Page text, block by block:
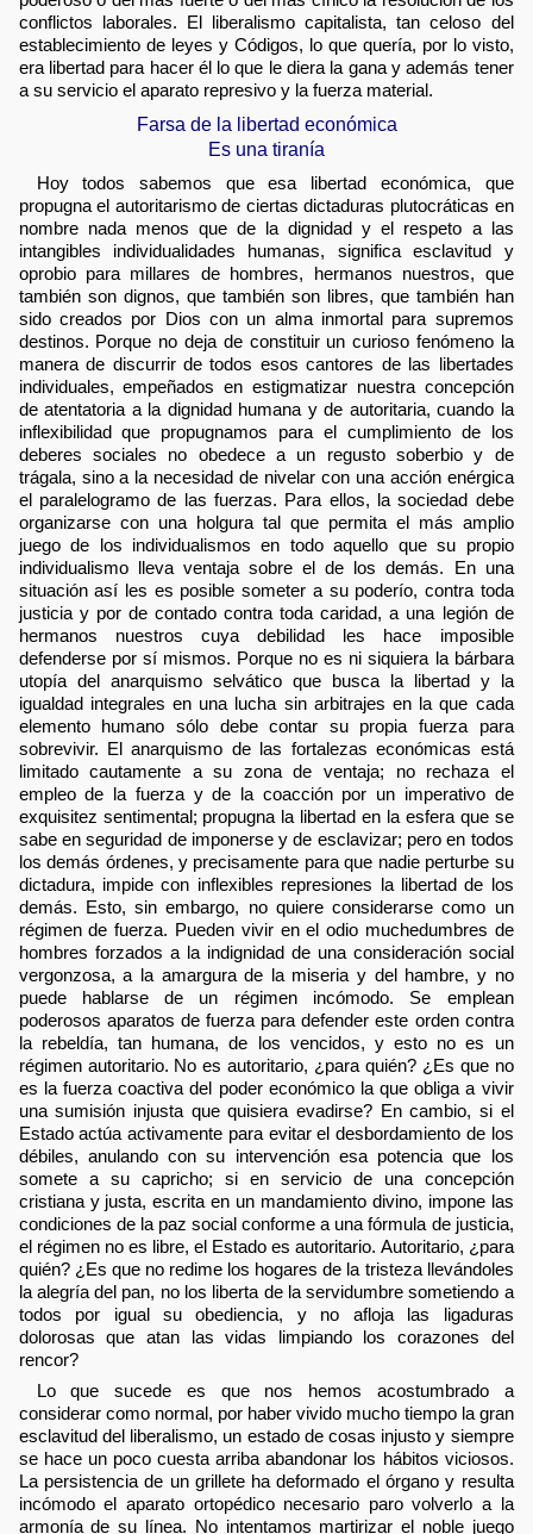
conflictos laborales. El liberalismo capitalista, tan celoso del
establecimiento de leyes y Códigos, lo que quería, por lo visto,
era libertad para hacer él lo que le diera la gana y además tener
a su servicio el aparato represivo y la fuerza material.
Farsa de la libertad económica
Es una tiranía
Hoy todos sabemos que esa libertad económica, que
propugna el autoritarismo de ciertas dictaduras plutocráticas en
nombre nada menos que de la dignidad y el respeto a las
intangibles individualidades humanas, significa esclavitud y
oprobio para millares de hombres, hermanos nuestros, que
también son dignos, que también son libres, que también han
sido creados por Dios con un alma inmortal para supremos
destinos. Porque no deja de constituir un curioso fenómeno la
manera de discurrir de todos esos cantores de las libertades
individuales, empeñados en estigmatizar nuestra concepción
de atentatoria a la dignidad humana y de autoritaria, cuando la
inflexibilidad que propugnamos para el cumplimiento de los
deberes sociales no obedece a un regusto soberbio y de
trágala, sino a la necesidad de nivelar con una acción enérgica
el paralelogramo de las fuerzas. Para ellos, la sociedad debe
organizarse con una holgura tal que permita el más amplio
juego de los individualismos en todo aquello que su propio
individualismo lleva ventaja sobre el de los demás. En una
situación así les es posible someter a su poderío, contra toda
justicia y por de contado contra toda caridad, a una legión de
hermanos nuestros cuya debilidad les hace imposible
defenderse por sí mismos. Porque no es ni siquiera la bárbara
utopía del anarquismo selvático que busca la libertad y la
igualdad integrales en una lucha sin arbitrajes en la que cada
elemento humano sólo debe contar su propia fuerza para
sobrevivir. El anarquismo de las fortalezas económicas está
limitado cautamente a su zona de ventaja; no rechaza el
empleo de la fuerza y de la coacción por un imperativo de
exquisitez sentimental; propugna la libertad en la esfera que se
sabe en seguridad de imponerse y de esclavizar; pero en todos
los demás órdenes, y precisamente para que nadie perturbe su
dictadura, impide con inflexibles represiones la libertad de los
demás. Esto, sin embargo, no quiere considerarse como un
régimen de fuerza. Pueden vivir en el odio muchedumbres de
hombres forzados a la indignidad de una consideración social
vergonzosa, a la amargura de la miseria y del hambre, y no
puede hablarse de un régimen incómodo. Se emplean
poderosos aparatos de fuerza para defender este orden contra
la rebeldía, tan humana, de los vencidos, y esto no es un
régimen autoritario. No es autoritario, ¿para quién? ¿Es que no
es la fuerza coactiva del poder económico la que obliga a vivir
una sumisión injusta que quisiera evadirse? En cambio, si el
Estado actúa activamente para evitar el desbordamiento de los
débiles, anulando con su intervención esa potencia que los
somete a su capricho; si en servicio de una concepción
cristiana y justa, escrita en un mandamiento divino, impone las
condiciones de la paz social conforme a una fórmula de justicia,
el régimen no es libre, el Estado es autoritario. Autoritario, ¿para
quién? ¿Es que no redime los hogares de la tristeza llevándoles
la alegría del pan, no los liberta de la servidumbre sometiendo a
todos por igual su obediencia, y no afloja las ligaduras
dolorosas que atan las vidas limpiando los corazones del
rencor?
Lo que sucede es que nos hemos acostumbrado a
considerar como normal, por haber vivido mucho tiempo la gran
esclavitud del liberalismo, un estado de cosas injusto y siempre
se hace un poco cuesta arriba abandonar los hábitos viciosos.
La persistencia de un grillete ha deformado el órgano y resulta
incómodo el aparato ortopédico necesario paro volverlo a la
armonía de su línea. No intentamos martirizar el noble juego